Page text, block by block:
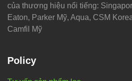
của thương hiệu nổi tiếng:
Eaton, Parker Mỹ, Aqua, CSM
Camfil Mỹ
Policy